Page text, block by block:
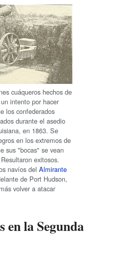
cuáqueros hechos de
intento por hacer
los confederados
durante el asedio
en 1863. Se
en los extremos de
sus "bocas" se vean
exitosos.
navíos del Almirante
de Port Hudson,
volver a atacar
la Segunda